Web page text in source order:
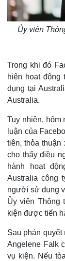
Thế giới
Ủy viên
Trong khi đó
hiện hoạt
dụng tại
Australia.
Tuy nhiên, hôm
luận của
tiên, thỏa
cho thấy điều
hành hoạt
Australia công
người sử dụng
Ủy viên Thông
kiện được tiến
Sau phán quyết
Angelene Falk
vụ kiện. Nếu